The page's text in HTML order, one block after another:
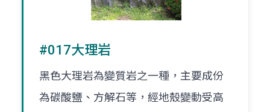
#017大理岩
黑色大理岩為變質岩之一種，主要成份
為碳酸鹽、方解石等，經地殼變動受高